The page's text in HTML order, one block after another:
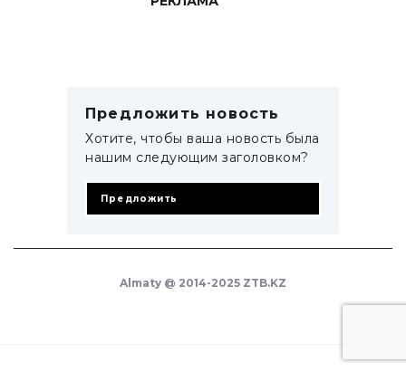
Предложить новость
Хотите, чтобы ваша новость была
нашим следующим заголовком?
Предложить
Almaty @ 2014-2025 ZTB.KZ